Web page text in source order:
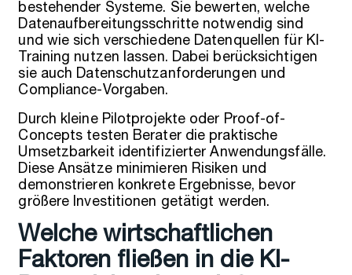
bestehender Systeme. Sie bewerten, welche
Datenaufbereitungsschritte notwendig sind
und wie sich verschiedene Datenquellen für KI-
Training nutzen lassen. Dabei berücksichtigen
sie auch Datenschutzanforderungen und
Compliance-Vorgaben.
Durch kleine Pilotprojekte oder Proof-of-
Concepts testen Berater die praktische
Umsetzbarkeit identifizierter Anwendungsfälle.
Diese Ansätze minimieren Risiken und
demonstrieren konkrete Ergebnisse, bevor
größere Investitionen getätigt werden.
Welche wirtschaftlichen
Faktoren fließen in die KI-